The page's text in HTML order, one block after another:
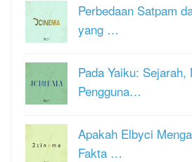
Perbedaan Satpam
yang …
Pada Yaiku: Sejarah,
Pengguna…
Apakah Elbyci
Fakta …